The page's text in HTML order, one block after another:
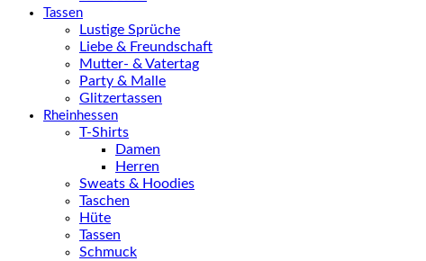
Tassen
Lustige Sprüche
Liebe & Freundschaft
Mutter- & Vatertag
Party & Malle
Glitzertassen
Rheinhessen
T-Shirts
Damen
Herren
Sweats & Hoodies
Taschen
Hüte
Tassen
Schmuck